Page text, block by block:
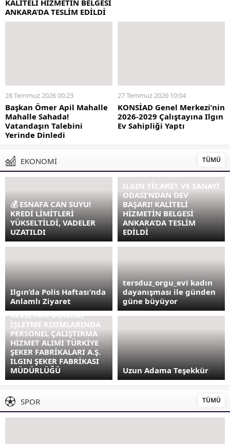
KALİTELİ HİZMETİN BELGESİ
ANKARA’DA TESLİM EDİLDİ
28 Temmuz 2026 00:23
Başkan Ömer Apil Mahalle
Mahalle Sahada!
Vatandaşın Talebini
Yerinde Dinledi
27 Temmuz 2026 10:04
KONSİAD Genel Merkezi’nin
2026-2029 Çalıştayına Ilgın
Ev Sahipliği Yaptı
EKONOMİ TÜMÜ
💰 ESNAFA CAN SUYU!
KREDİ LİMİTLERİ
YÜKSELTİLDİ, VADELER
UZATILDI
ILGIN TİCARET VE SANAYİ
ODASI’NDAN DEV
BAŞARI! KALİTELİ
HİZMETİN BELGESİ
ANKARA’DA TESLİM
EDİLDİ
Ilgın’da Polis Haftası’nda
Anlamlı Ziyaret
tersduz_orgu_evi kadın
dayanışması ile günden
güne büyüyor
REVİZYON DÖNEMİ
İŞLETME KISIMLARINDA
PERSONEL ÇALIŞTIRMA
HİZMET ALIMI TÜRKİYE
ŞEKER FABRİKALARI A.Ş.
ILGIN ŞEKER FABRİKASI
MÜDÜRLÜĞÜ
Uzun Adama Teşekkür
SPOR TÜMÜ